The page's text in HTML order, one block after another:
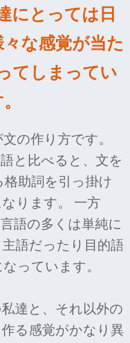
にとっては日
な感覚が当た
てしまってい
の作り方です。
と比べると、文を
助詞を引っ掛け
ります。 一方
語の多くは単純に
語だったり目的語
っています。
達と、それ以外の
る感覚がかなり異